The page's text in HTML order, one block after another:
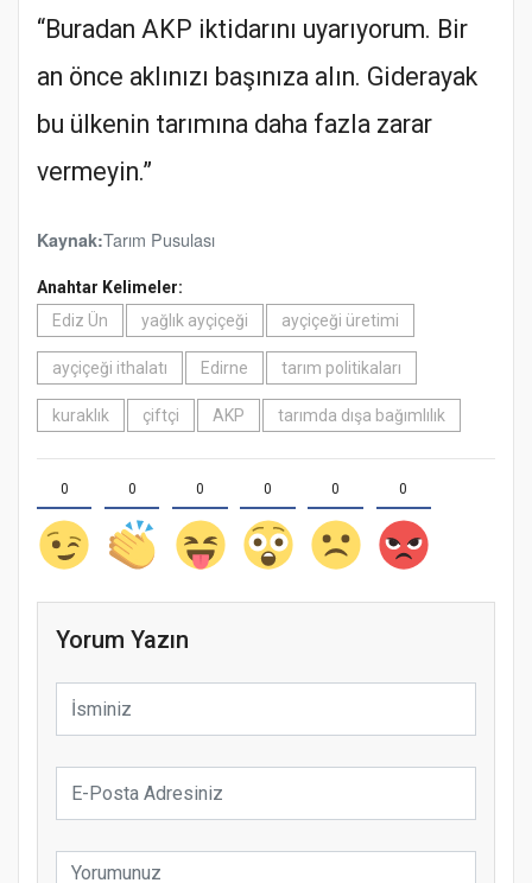
“Buradan AKP iktidarını uyarıyorum. Bir
an önce aklınızı başınıza alın. Giderayak
bu ülkenin tarımına daha fazla zarar
vermeyin.”
Kaynak:Tarım Pusulası
Anahtar Kelimeler:
Ediz Ün
yağlık ayçiçeği ayçiçeği üretimi
ayçiçeği ithalatı Edirne tarım politikaları
kuraklık çiftçi AKP tarımda dışa bağımlılık
0 0 0 0 0 0
Yorum Yazın